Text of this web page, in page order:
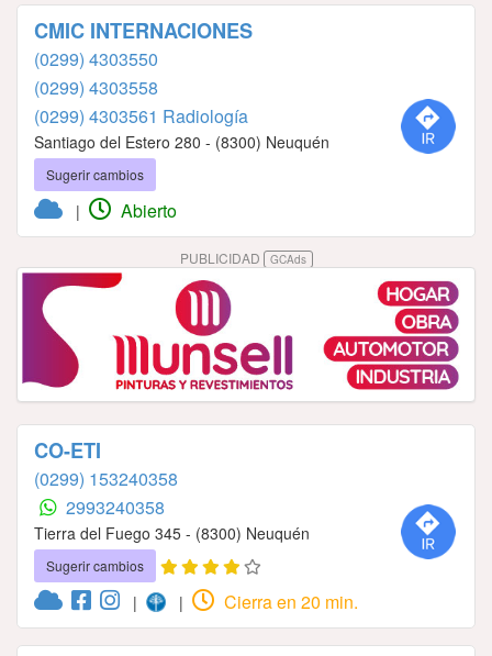
CMIC INTERNACIONES
(0299) 4303550
(0299) 4303558
(0299) 4303561 Radiología
Santiago del Estero 280 - (8300) Neuquén
Sugerir cambios
| Abierto
PUBLICIDAD GCAds
CO-ETI
(0299) 153240358
2993240358
Tierra del Fuego 345 - (8300) Neuquén
Sugerir cambios
| | Cierra en 20 min.